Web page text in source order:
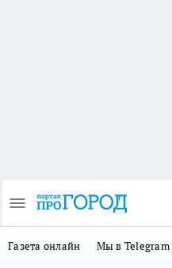
Газета онлайн Мы в Telegram